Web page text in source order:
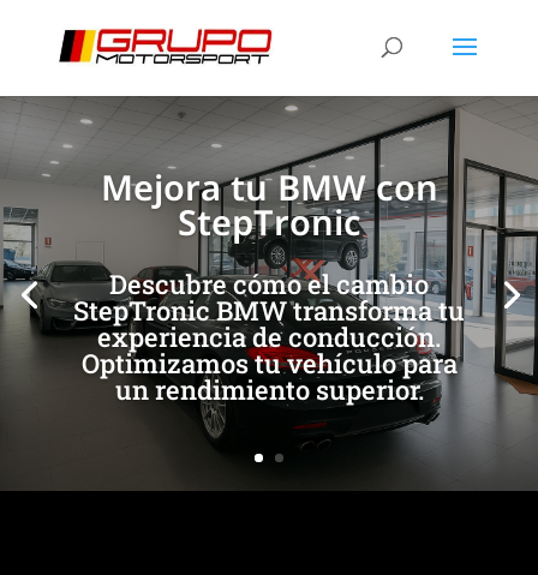
Mejora tu BMW con
StepTronic
Descubre cómo el cambio
StepTronic BMW transforma tu
experiencia de conducción.
Optimizamos tu vehículo para
un rendimiento superior.
[/et_pb_slide] [/et_pb_slide]